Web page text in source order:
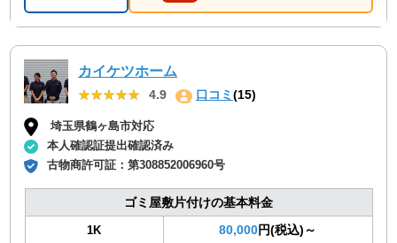
カイケツホーム
★★★★★
★★★★★ 4.9 口コミ(15)
埼玉県鶴ヶ島市対応
本人確認証提出確認済み
古物商許可証：第308852006960号
ゴミ屋敷片付けの基本料金
1K 80,000円(税込)～